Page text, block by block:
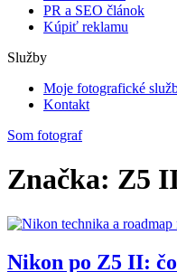
PR a SEO článok
Kúpiť reklamu
Služby
Moje fotografické
Kontakt
Som fotograf
Značka: Z5
Nikon po Z5 II: